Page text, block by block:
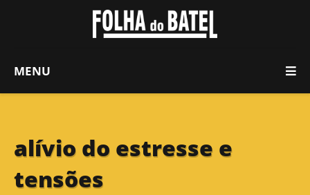
MENU
alívio do estresse e
tensões